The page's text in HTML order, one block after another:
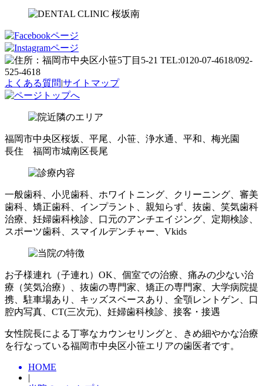
よくある質問|サイトマップ
福岡市中央区桜坂、平尾、小笹、浄水通、平和、梅光園
長住 福岡市城南区長尾
一般歯科、小児歯科、ホワイトニング、クリーニング、審美
歯科、矯正歯科、インプラント、親知らず、抜歯、笑気歯科
治療、妊婦歯科検診、口元のアンチエイジング、定期検診、
スポーツ歯科、スマイルデンチャー、Vkids
お子様連れ（子連れ）OK、個室での治療、痛みの少ない治
療（笑気治療）、抜歯の専門家、矯正の専門家、大学病院提
携、駐車場あり、キッズスペースあり、全顎レントゲン、口
腔内写真、CT(三次元)、妊婦歯科検診、接客・接遇
女性院長による丁寧なカウンセリングと、きめ細やかな治療
を行なっている福岡市中央区小笹エリアの歯医者です。
HOME
|